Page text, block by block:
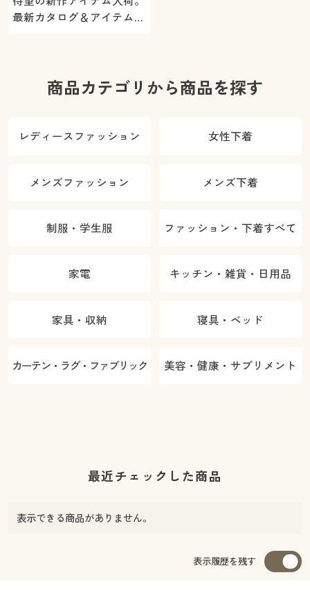
最新カタログ＆アイテムを
商品カテゴリから商品を探す
レディースファッション 女性下着
メンズファッション メンズ下着
制服・学生服 ファッション・下着すべて
家電 キッチン・雑貨・日用品
家具・収納 寝具・ベッド
カーテン・ラグ・ファブリック 美容・健康・サプリメント
最近チェックした商品
表示できる商品がありません。
表示履歴を残す